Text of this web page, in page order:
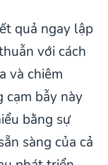
quả ngay lập
với cách
và chiêm
cạm bẫy này
bằng sự
sàng của cả